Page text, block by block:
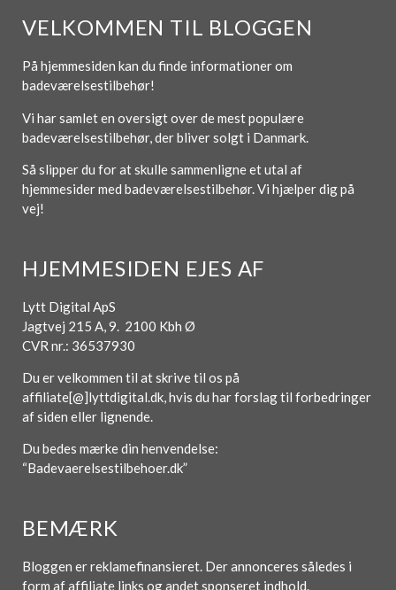
VELKOMMEN TIL BLOGGEN
På hjemmesiden kan du finde informationer om
badeværelsestilbehør!
Vi har samlet en oversigt over de mest populære
badeværelsestilbehør, der bliver solgt i Danmark.
Så slipper du for at skulle sammenligne et utal af
hjemmesider med badeværelsestilbehør. Vi hjælper dig på
vej!
HJEMMESIDEN EJES AF
Lytt Digital ApS
Jagtvej 215 A, 9. 2100 Kbh Ø
CVR nr.: 36537930
Du er velkommen til at skrive til os på
affiliate[@]lyttdigital.dk, hvis du har forslag til forbedringer
af siden eller lignende.
Du bedes mærke din henvendelse:
“Badevaerelsestilbehoer.dk”
BEMÆRK
Bloggen er reklamefinansieret. Der annonceres således i
form af affiliate links og andet sponseret indhold.